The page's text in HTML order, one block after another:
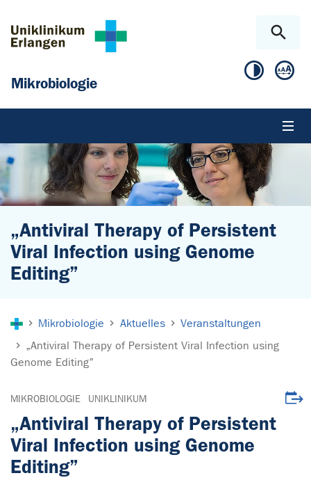
Mikrobiologie
„Antiviral Therapy of Persistent
Viral Infection using Genome
Editing”
Mikrobiologie Aktuelles
Veranstaltungen
„Antiviral Therapy of Persistent Viral Infection using
Genome Editing”
MIKROBIOLOGIE UNIKLINIKUM
„Antiviral Therapy of Persistent
Viral Infection using Genome
Editing”